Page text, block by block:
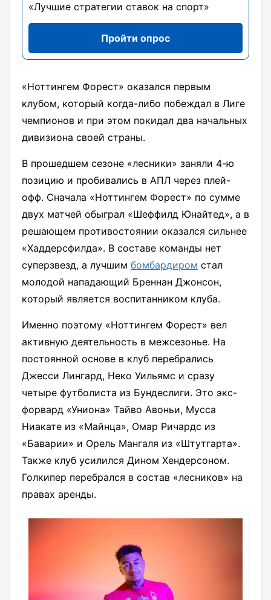
«Лучшие стратегии ставок на спорт»
Пройти опрос
«Ноттингем Форест» оказался первым
клубом, который когда-либо побеждал в Лиге
чемпионов и при этом покидал два начальных
дивизиона своей страны.
В прошедшем сезоне «лесники» заняли 4-ю
позицию и пробивались в АПЛ через плей-
офф. Сначала «Ноттингем Форест» по сумме
двух матчей обыграл «Шеффилд Юнайтед», а в
решающем противостоянии оказался сильнее
«Хаддерсфилда». В составе команды нет
суперзвезд, а лучшим бомбардиром стал
молодой нападающий Бреннан Джонсон,
который является воспитанником клуба.
Именно поэтому «Ноттингем Форест» вел
активную деятельность в межсезонье. На
постоянной основе в клуб перебрались
Джесси Лингард, Неко Уильямс и сразу
четыре футболиста из Бундеслиги. Это экс-
форвард «Униона» Тайво Авоньи, Мусса
Ниакате из «Майнца», Омар Ричардс из
«Баварии» и Орель Мангаля из «Штутгарта».
Также клуб усилился Дином Хендерсоном.
Голкипер перебрался в состав «лесников» на
правах аренды.